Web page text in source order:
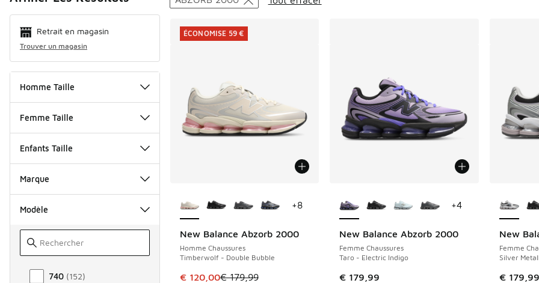
Retrait en magasin
Trouver un magasin
Homme Taille
Femme Taille
Enfants Taille
Marque
Modèle
Modèle
740 (152)
New Balance Abzorb 2000
Homme Chaussures
Timberwolf - Double Bubble
Cet article est en promotion. Prix en baisse de € 179,99 à € 120,00
€ 120,00€ 179,99
ÉCONOMISE 59 €
+8
ÉCONOMISE 59 €
New Balance Abzorb 2000
Femme Chaussures
Taro - Electric Indigo
€ 179,99
+4
New
Femme
Silver
€ 179,99